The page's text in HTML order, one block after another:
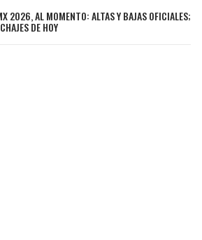
2026, AL MOMENTO: ALTAS Y BAJAS OFICIALES;
DE HOY